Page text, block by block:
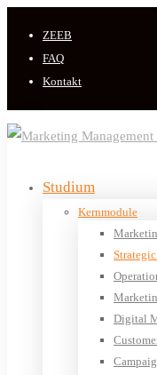
ZEEB
FAQ
Kontakt
Studium
Kernmodule
Digital